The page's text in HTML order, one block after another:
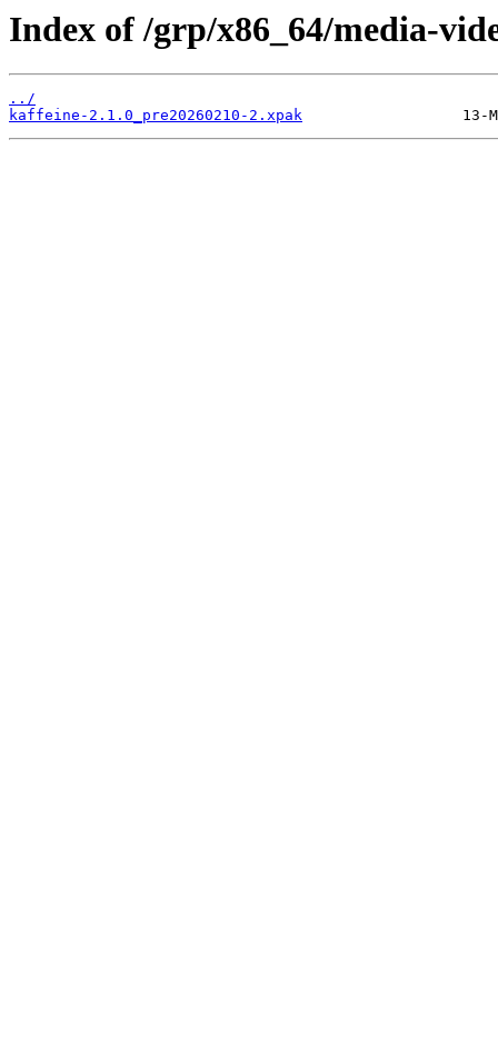
Index of /grp/x86_64/media-
../
kaffeine-2.1.0_pre20260210-2.xpak